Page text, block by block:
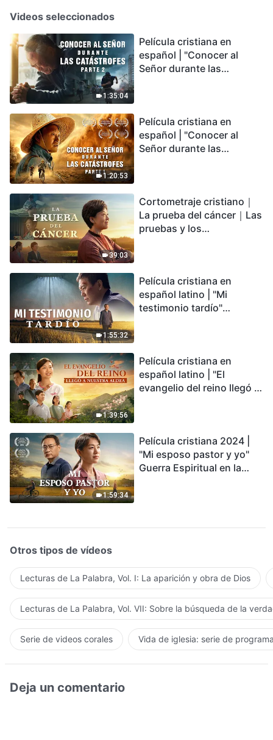
Videos seleccionados
1:35:04
Película cristiana en
español | "Conocer al
Señor durante las
podemos sobrevivir?
1:20:53
Película cristiana en
español | "Conocer al
Señor durante las
encontrarás refugio?
39:03
Cortometraje cristiano｜
La prueba del cáncer｜Las
pruebas y los
1:55:32
Película cristiana en
español latino | "Mi
testimonio tardío"
conmovedor
1:39:56
Película cristiana en
español latino | "El
evangelio del reino llegó a
1:59:34
Película cristiana 2024 |
"Mi esposo pastor y yo"
Guerra Espiritual en la
Otros tipos de vídeos
Lecturas de La Palabra, Vol. I: La aparición y obra de Dios
Lecturas de La Palabra, Vol. VII: Sobre la búsqueda de la
Serie de videos corales Vida de iglesia: serie de
Deja un comentario